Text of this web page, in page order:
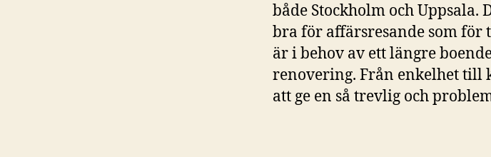
både Stockholm och Uppsala.
bra för affärsresande som för
är i behov av ett längre
renovering. Från enkelhet till
att ge en så trevlig och